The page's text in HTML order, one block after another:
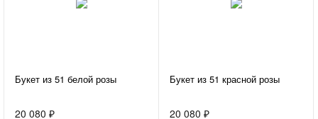
Букет из 51 белой розы
20 080 ₽
Букет из 51 красной розы
20 080 ₽